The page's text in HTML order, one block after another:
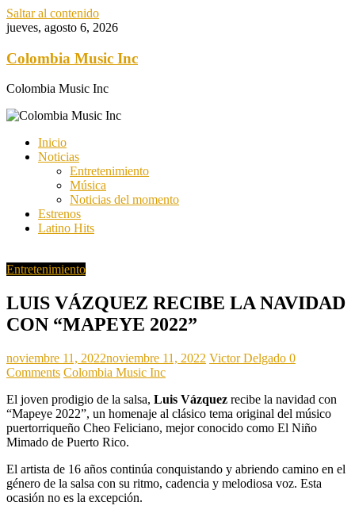
Saltar al contenido
jueves, agosto 6, 2026
Colombia Music Inc
Colombia Music Inc
Inicio
Noticias
Entretenimiento
Música
Noticias del momento
Estrenos
Latino Hits
Entretenimiento
LUIS VÁZQUEZ RECIBE LA NAVIDAD
CON “MAPEYE 2022”
noviembre 11, 2022noviembre 11, 2022 Victor Delgado 0
Comments Colombia Music Inc
El joven prodigio de la salsa, Luis Vázquez recibe la navidad con
“Mapeye 2022”, un homenaje al clásico tema original del músico
puertorriqueño Cheo Feliciano, mejor conocido como El Niño
Mimado de Puerto Rico.
El artista de 16 años continúa conquistando y abriendo camino en el
género de la salsa con su ritmo, cadencia y melodiosa voz. Esta
ocasión no es la excepción.